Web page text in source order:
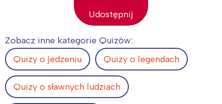
Udostępnij
Zobacz inne kategorie Quizów:
Quizy o jedzeniu
Quizy o legendach
Quizy o sławnych ludziach